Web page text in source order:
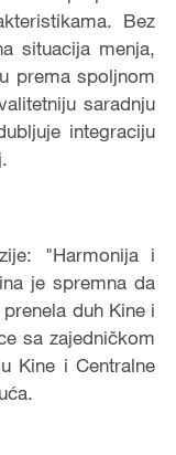
Bez
situacija menja,
prema spoljnom
saradnju
integraciju
"Harmonija i
je spremna da
duh Kine i
sa zajedničkom
Kine i Centralne